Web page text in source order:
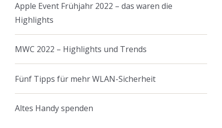
Apple Event Frühjahr 2022 – das waren die
Highlights
MWC 2022 – Highlights und Trends
Fünf Tipps für mehr WLAN-Sicherheit
Altes Handy spenden